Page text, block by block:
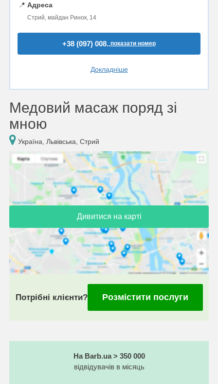
📍 Адреса
Стрий, майдан Ринок, 14
+38 (097) 008..показати номер
Докладніше
Медовий масаж поряд зі
мною
Україна, Львівська, Стрий
Дивитися на карті
Потрібні клієнти? Розмістити послуги
На Barb.ua > 350 000
відвідувачів в місяць